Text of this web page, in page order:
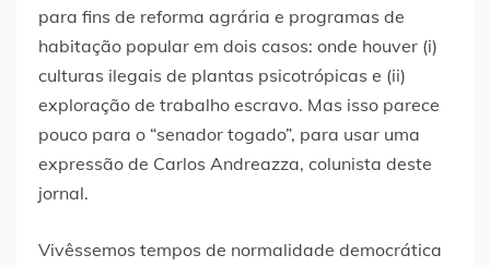
para fins de reforma agrária e programas de
habitação popular em dois casos: onde houver (i)
culturas ilegais de plantas psicotrópicas e (ii)
exploração de trabalho escravo. Mas isso parece
pouco para o “senador togado”, para usar uma
expressão de Carlos Andreazza, colunista deste
jornal.
Vivêssemos tempos de normalidade democrática